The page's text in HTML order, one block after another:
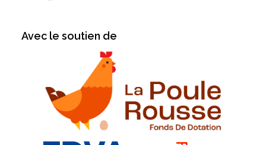
Avec le soutien de